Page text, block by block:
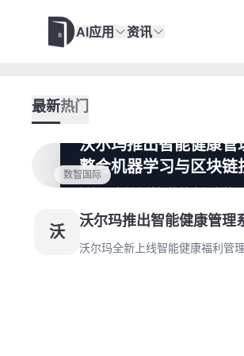
AI应用 资讯
最新热门
数智国际
沃尔玛推出智能健康管
整合机器学习与区块链
医疗福利
沃尔玛全新上线智能健康福利管
构建，并与 NationsBenefits 合
数据直连系统。其自动化药房系
操作，将配药流程压缩至 90 秒内
沃
沃尔玛推出智能健康管理
学习与区块链技术优化医
沃尔玛全新上线智能健康福利管